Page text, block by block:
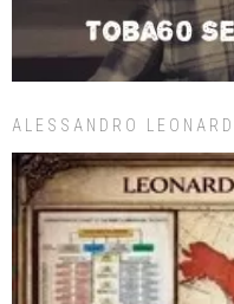
ALESSANDRO LEONARDI